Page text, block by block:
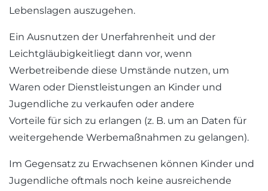
Lebenslagen auszugehen.
Ein Ausnutzen der Unerfahrenheit und der
Leichtgläubigkeitliegt dann vor, wenn
Werbetreibende diese Umstände nutzen, um
Waren oder Dienstleistungen an Kinder und
Jugendliche zu verkaufen oder andere
Vorteile für sich zu erlangen (z. B. um an Daten für
weitergehende Werbemaßnahmen zu gelangen).
Im Gegensatz zu Erwachsenen können Kinder und
Jugendliche oftmals noch keine ausreichende